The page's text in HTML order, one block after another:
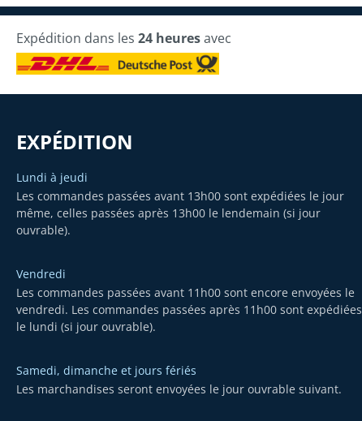
Expédition dans les 24 heuresavec
EXPÉDITION
Lundi à jeudi
Les commandes passées avant 13h00 sont expédiées le jour
même, celles passées après 13h00 le lendemain (si jour
ouvrable).
Vendredi
Les commandes passées avant 11h00 sont encore envoyées le
vendredi. Les commandes passées après 11h00 sont expédiées
le lundi (si jour ouvrable).
Samedi, dimanche et jours fériés
Les marchandises seront envoyées le jour ouvrable suivant.